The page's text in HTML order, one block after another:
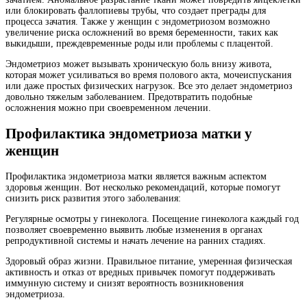
или блокировать фаллопиевы трубы, что создает преграды для
процесса зачатия. Также у женщин с эндометриозом возможно
увеличение риска осложнений во время беременности, таких как
выкидыши, преждевременные роды или проблемы с плацентой.
Эндометриоз может вызывать хроническую боль внизу живота,
которая может усиливаться во время полового акта, мочеиспускания
или даже простых физических нагрузок. Все это делает эндометриоз
довольно тяжелым заболеванием. Предотвратить подобные
осложнения можно при своевременном лечении.
Профилактика эндометриоза матки у
женщин
Профилактика эндометриоза матки является важным аспектом
здоровья женщин. Вот несколько рекомендаций, которые помогут
снизить риск развития этого заболевания:
Регулярные осмотры у гинеколога. Посещение гинеколога каждый год
позволяет своевременно выявить любые изменения в органах
репродуктивной системы и начать лечение на ранних стадиях.
Здоровый образ жизни. Правильное питание, умеренная физическая
активность и отказ от вредных привычек помогут поддерживать
иммунную систему и снизят вероятность возникновения
эндометриоза.